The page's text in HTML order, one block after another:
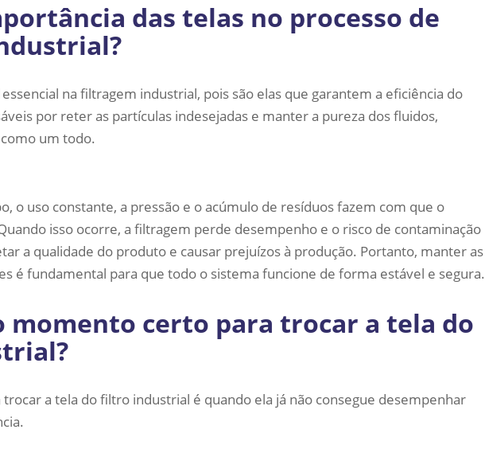
das telas no processo de
na filtragem industrial, pois são elas que garantem a eficiência do
por reter as partículas indesejadas e manter a pureza dos fluidos,
um todo.
o uso constante, a pressão e o acúmulo de resíduos fazem com que o
isso ocorre, a filtragem perde desempenho e o risco de contaminação
a qualidade do produto e causar prejuízos à produção. Portanto, manter as
é fundamental para que todo o sistema funcione de forma estável e segura.
momento certo para trocar a tela do
a tela do filtro industrial é quando ela já não consegue desempenhar